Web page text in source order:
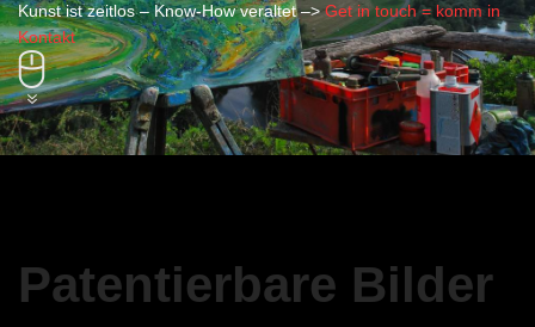
Kunst ist zeitlos – Know-How veraltet –>Get in touch = komm in
Kontakt
Patentierbare Bilder